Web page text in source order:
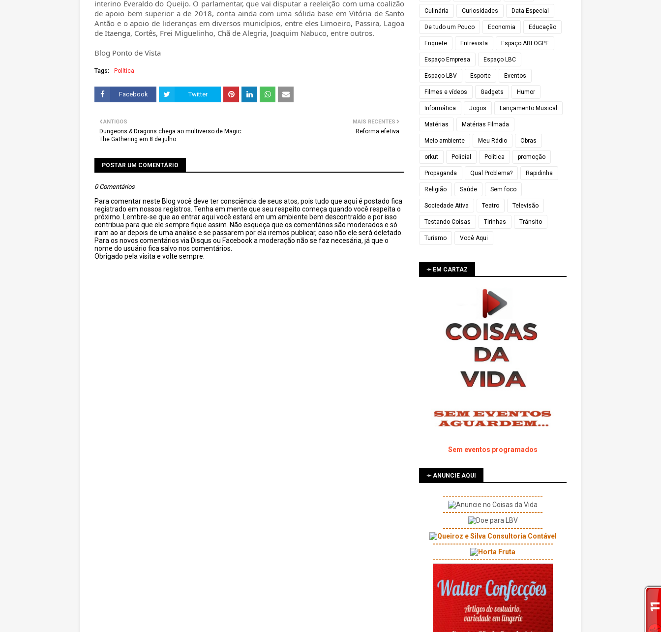
interino Everaldo do Queijo. O parlamentar, que vai disputar a reeleição com uma coalizão
de apoio bem superior a de 2018, conta ainda com uma sólida base em Vitória de Santo
Antão e o apoio de lideranças em diversos municípios, entre eles Limoeiro, Passira, Lagoa
de Itaenga, Cortês, Frei Miguelinho, Chã de Alegria, Joaquim Nabuco, entre outros.
Blog Ponto de Vista
Tags: Política
Facebook Twitter
MAIS RECENTES
Reforma efetiva
ANTIGOS
Dungeons & Dragons chega ao multiverso de Magic:
The Gathering em 8 de julho
POSTAR UM COMENTÁRIO
0 Comentários
Para comentar neste Blog você deve ter consciência de seus atos, pois tudo que aqui é postado fica
registrado em nossos registros. Tenha em mente que seu respeito começa quando você respeita o
próximo. Lembre-se que ao entrar aqui você estará em um ambiente bem descontraído e por isso
contribua para que ele sempre fique assim. Não esqueça que os comentários são moderados e só
iram ao ar depois de uma analise e se passarem por ela iremos publicar, caso não ele será deletado.
Para os novos comentários via Disqus ou Facebook a moderação não se faz necesária, já que o
nome do usuário fica salvo nos comentários.
Obrigado pela visita e volte sempre.
Culinária Curiosidades Data Especial
De tudo um Pouco Economia Educação
Enquete Entrevista Espaço ABLOGPE
Espaço Empresa Espaço LBC
Espaço LBV Esporte Eventos
Filmes e vídeos Gadgets Humor
Informática Jogos Lançamento Musical
Matérias Matérias Filmada
Meio ambiente Meu Rádio Obras
orkut Policial Política promoção
Propaganda Qual Problema? Rapidinha
Religião Saúde Sem foco
Sociedade Ativa Teatro Televisão
Testando Coisas Tirinhas Trânsito
Turismo Você Aqui
➛ EM CARTAZ
Sem eventos programados
➛ ANUNCIE AQUI
----------------------------------
----------------------------------
----------------------------------
-----------------------------------------
-----------------------------------------